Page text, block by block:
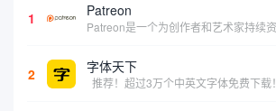
1 Patreon
2 字体天下
推荐！超过3万个中英文字体免费下载！